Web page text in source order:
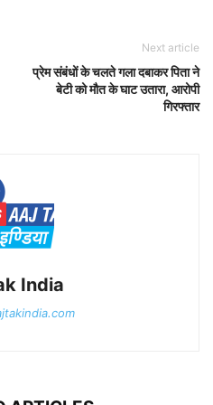
Next article
प्रेम संबंधों के चलते गला दबाकर पिता ने
बेटी को मौत के घाट उतारा, आरोपी
गिरफ्तार
India